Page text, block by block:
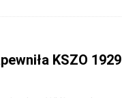
KSZO 1929